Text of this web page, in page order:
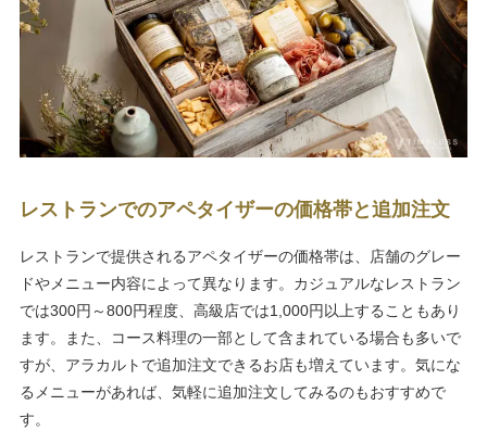
レストランでのアペタイザーの価格帯と追加注文
レストランで提供されるアペタイザーの価格帯は、店舗のグレー
ドやメニュー内容によって異なります。カジュアルなレストラン
では300円～800円程度、高級店では1,000円以上することもあり
ます。また、コース料理の一部として含まれている場合も多いで
すが、アラカルトで追加注文できるお店も増えています。気にな
るメニューがあれば、気軽に追加注文してみるのもおすすめで
す。